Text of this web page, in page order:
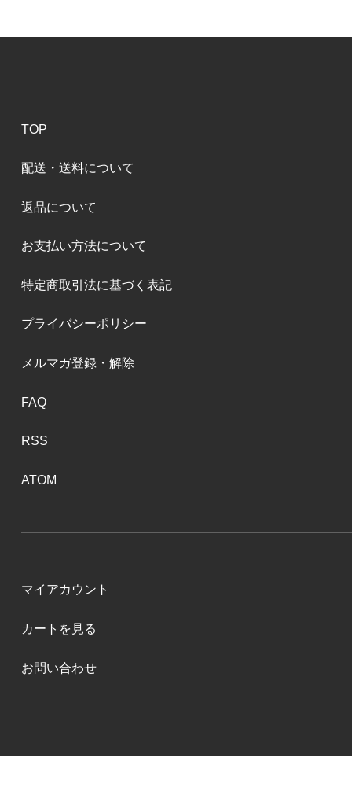
TOP
配送・送料について
返品について
お支払い方法について
特定商取引法に基づく表記
プライバシーポリシー
メルマガ登録・解除
FAQ
RSS
ATOM
マイアカウント
カートを見る
お問い合わせ